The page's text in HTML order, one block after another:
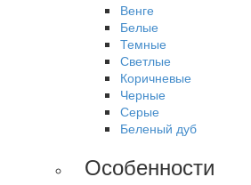
Венге
Белые
Темные
Светлые
Коричневые
Черные
Серые
Беленый дуб
Особенности